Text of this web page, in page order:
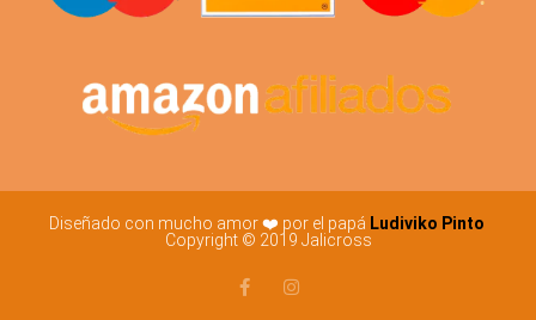
Diseñado con mucho amor ❤️ por el papá Ludiviko Pinto
Copyright © 2019 Jalicross